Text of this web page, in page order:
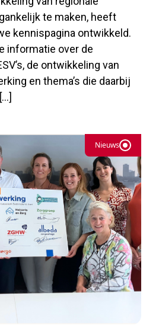
te maken, heeft
kennispagina ontwikkeld.
informatie over de
de ontwikkeling van
en thema’s die daarbij
Nieuws